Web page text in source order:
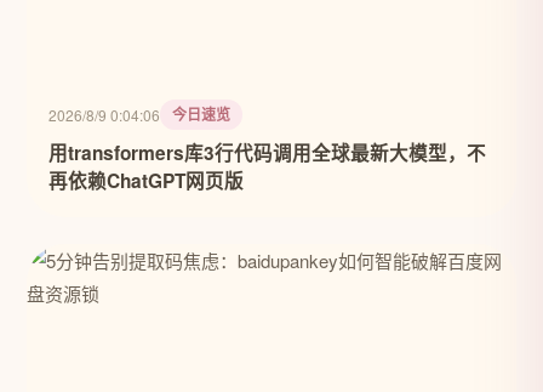
2026/8/9 0:04:06 今日速览
用transformers库3行代码调用全球最新大模型，不
再依赖ChatGPT网页版